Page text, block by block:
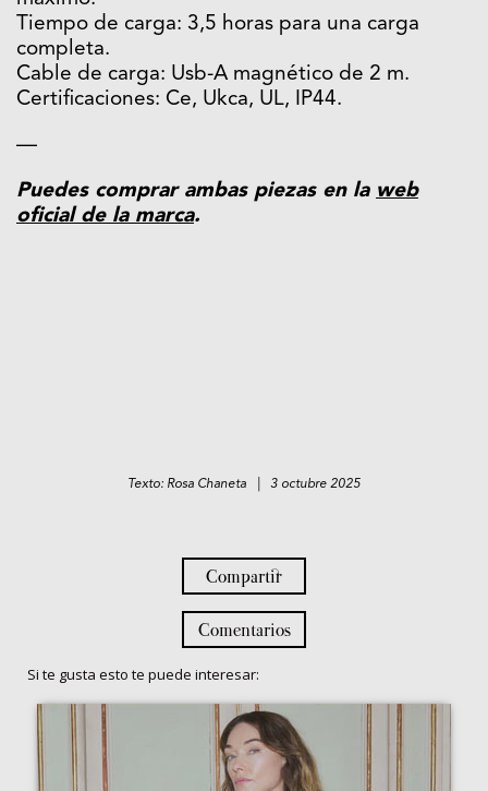
Tiempo de carga: 3,5 horas para una carga
completa.
Cable de carga: Usb-A magnético de 2 m.
Certificaciones: Ce, Ukca, UL, IP44.
—
Puedes comprar ambas piezas en la web
oficial de la marca.
Texto: Rosa Chaneta | 3 octubre 2025
Compartir
Comentarios
Si te gusta esto te puede interesar: